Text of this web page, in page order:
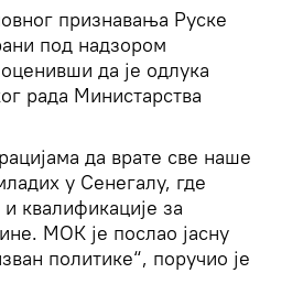
признавања Руске
под надзором
да је одлука
рада Министарства
да врате све наше
у Сенегалу, где
квалификације за
МОК је послао јасну
политике“, поручио је